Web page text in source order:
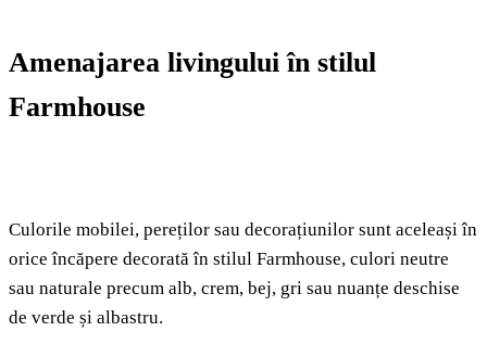
Amenajarea livingului în stilul
Farmhouse
Culorile mobilei, pereților sau decorațiunilor sunt aceleași în
orice încăpere decorată în stilul Farmhouse, culori neutre
sau naturale precum alb, crem, bej, gri sau nuanțe deschise
de verde și albastru.